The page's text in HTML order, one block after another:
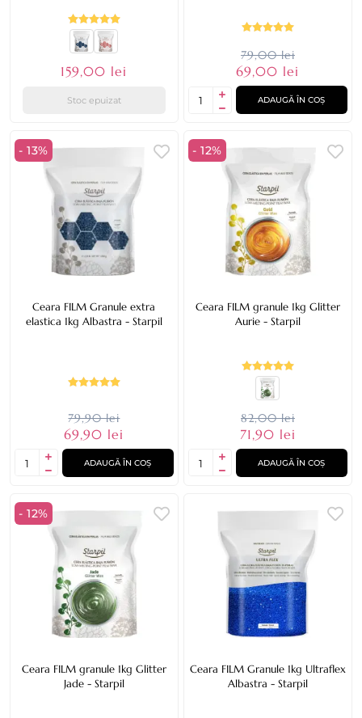
159,00 lei
Stoc epuizat
79,00 lei
69,00 lei
ADAUGĂ ÎN COȘ
- 13%
Ceara FILM Granule extra
elastica 1kg Albastra - Starpil
79,90 lei
69,90 lei
ADAUGĂ ÎN COȘ
- 12%
Ceara FILM granule 1kg Glitter
Aurie - Starpil
82,00 lei
71,90 lei
ADAUGĂ ÎN COȘ
- 12%
Ceara FILM granule 1kg Glitter
Jade - Starpil
Ceara FILM Granule 1kg Ultraflex
Albastra - Starpil